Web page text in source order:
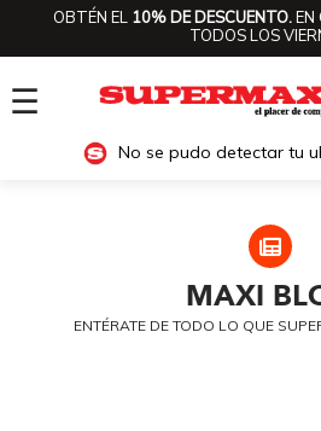
OBTÉN EL 10% DE DESCUENTO.EN
TODOS LOS
☰
No se pudo detectar tu
MAXI
ENTÉRATE DE TODO LO QUE